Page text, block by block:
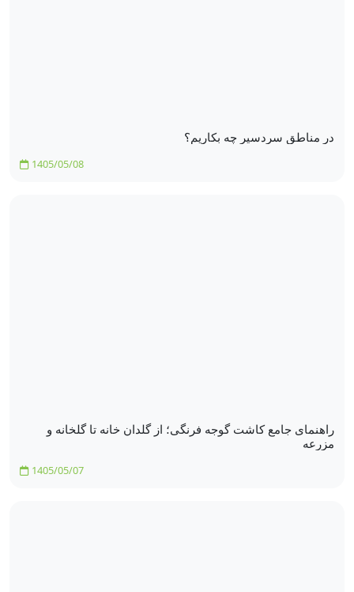
در مناطق سردسیر چه بکاریم؟
1405/05/08
راهنمای جامع کاشت گوجه فرنگی؛ از گلدان خانه تا گلخانه و
مزرعه
1405/05/07